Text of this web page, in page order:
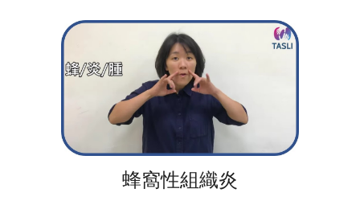
蜂窩性組織炎